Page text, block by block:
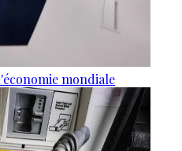
mondiale